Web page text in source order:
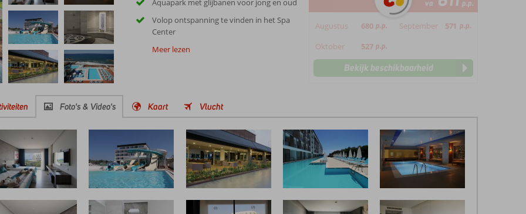
Aquapark met glijbanen voor jong en oud
Volop ontspanning te vinden in het Spa
Center
Meer lezen
va p.p.
Augustus 680 p.p. September 571 p.p.
Oktober 527 p.p.
Bekijk beschikbaarheid
Foto's & Video's Kaart Vlucht